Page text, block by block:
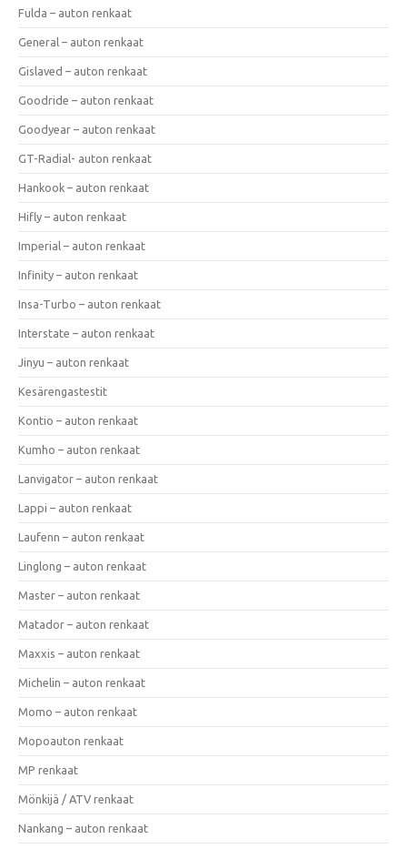
Fulda – auton renkaat
General – auton renkaat
Gislaved – auton renkaat
Goodride – auton renkaat
Goodyear – auton renkaat
GT-Radial- auton renkaat
Hankook – auton renkaat
Hifly – auton renkaat
Imperial – auton renkaat
Infinity – auton renkaat
Insa-Turbo – auton renkaat
Interstate – auton renkaat
Jinyu – auton renkaat
Kesärengastestit
Kontio – auton renkaat
Kumho – auton renkaat
Lanvigator – auton renkaat
Lappi – auton renkaat
Laufenn – auton renkaat
Linglong – auton renkaat
Master – auton renkaat
Matador – auton renkaat
Maxxis – auton renkaat
Michelin – auton renkaat
Momo – auton renkaat
Mopoauton renkaat
MP renkaat
Mönkijä / ATV renkaat
Nankang – auton renkaat